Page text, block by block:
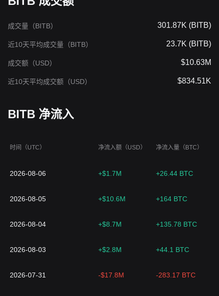
成交量（BITB） 301.87K (BITB)
近10天平均成交量（BITB） 23.7K (BITB)
成交额（USD） $10.63M
近10天平均成交额（USD） $834.51K
BITB 净流入
时间（UTC） 净流入额（USD） 净流入量（BTC）
2026-08-06 +$1.7M +26.44 BTC
2026-08-05 +$10.6M +164 BTC
2026-08-04 +$8.7M +135.78 BTC
2026-08-03 +$2.8M +44.1 BTC
2026-07-31 -$17.8M -283.17 BTC